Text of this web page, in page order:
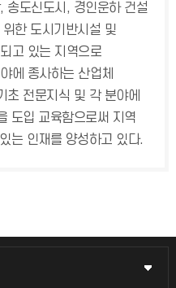
송도신도시, 경인운하 건설
한 도시기반시설 및
고 있는 지역으로
에 종사하는 산업체
초 전문지식 및 각 분야에
도입 교육함으로써 지역
는 인재를 양성하고 있다.